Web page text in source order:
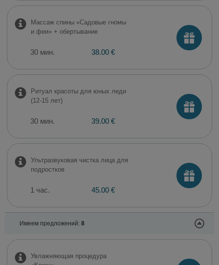
Массаж спины «Садовые гномы
и феи» + обертывание
30 мин. 38.00 €
Ритуал красоты для юных леди
(12-15 лет)
30 мин. 39.00 €
Ультразвуковая чистка лица для
подростков
1 час. 45.00 €
Имеем предложений: 8
Увлажняющая процедура